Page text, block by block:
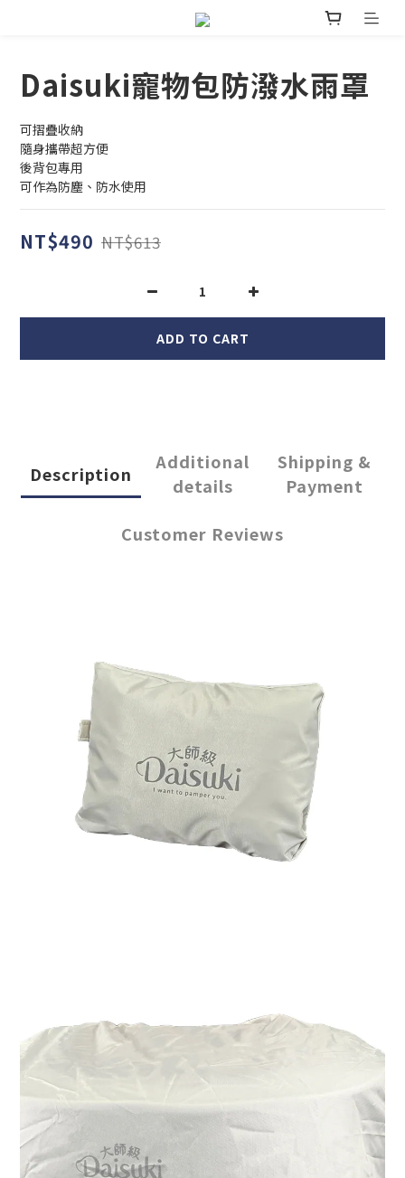
Daisuki寵物包防潑水雨罩
可摺疊收納
隨身攜帶超方便
後背包專用
可作為防塵、防水使用
NT$490 NT$613
ADD TO CART
Description
Additional
details
Shipping &
Payment
Customer Reviews